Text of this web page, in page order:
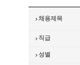
채용제목
직급
성별